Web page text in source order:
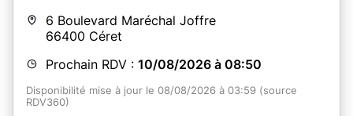
6 Boulevard Maréchal Joffre
66400 Céret
Prochain RDV : 10/08/2026 à 08:50
Disponibilité mise à jour le 08/08/2026 à 03:59 (source
RDV360)